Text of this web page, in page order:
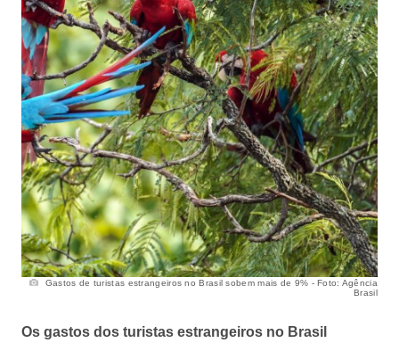
Gastos de turistas estrangeiros no Brasil sobem mais de 9% - Foto: Agência
Brasil
Os gastos dos turistas estrangeiros no Brasil